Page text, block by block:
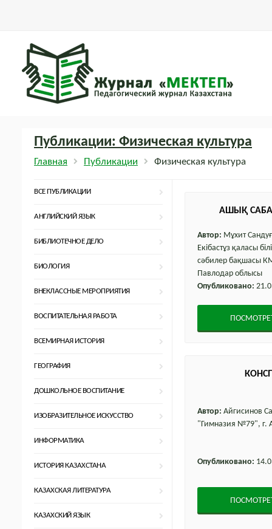
Публикации: Физическая культура
Главная Публикации Физическая культура
ВСЕ ПУБЛИКАЦИИ
АНГЛИЙСКИЙ ЯЗЫК
БИБЛИОТЕЧНОЕ ДЕЛО
БИОЛОГИЯ
ВНЕКЛАССНЫЕ МЕРОПРИЯТИЯ
ВОСПИТАТЕЛЬНАЯ РАБОТА
ВСЕМИРНАЯ ИСТОРИЯ
ГЕОГРАФИЯ
ДОШКОЛЬНОЕ ВОСПИТАНИЕ
ИЗОБРАЗИТЕЛЬНОЕ ИСКУССТВО
ИНФОРМАТИКА
ИСТОРИЯ КАЗАХСТАНА
КАЗАХСКАЯ ЛИТЕРАТУРА
КАЗАХСКИЙ ЯЗЫК
АШЫҚ
Автор: Мұхит
Екібастұз қаласы
сәбилер бақшасы
Павлодар облысы
Опубликовано:
Автор: Айгисинов
"Гимназия №79", г.
Опубликовано: